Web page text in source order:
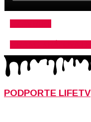
PODPORTE LIFETV